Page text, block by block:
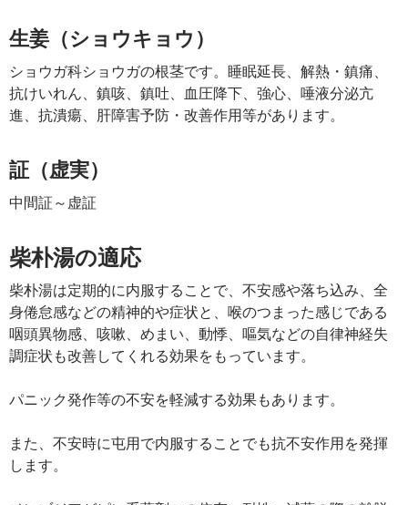
生姜（ショウキョウ）
ショウガ科ショウガの根茎です。睡眠延長、解熱・鎮痛、
抗けいれん、鎮咳、鎮吐、血圧降下、強心、唾液分泌亢
進、抗潰瘍、肝障害予防・改善作用等があります。
証（虚実）
中間証～虚証
柴朴湯の適応
柴朴湯は定期的に内服することで、不安感や落ち込み、全
身倦怠感などの精神的や症状と、喉のつまった感じである
咽頭異物感、咳嗽、めまい、動悸、嘔気などの自律神経失
調症状も改善してくれる効果をもっています。
パニック発作等の不安を軽減する効果もあります。
また、不安時に屯用で内服することでも抗不安作用を発揮
します。